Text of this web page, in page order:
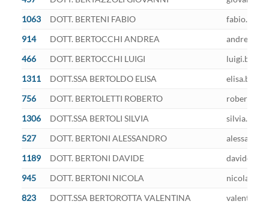
1063
DOTT. BERTENI FABIO
914
DOTT. BERTOCCHI ANDREA
466
DOTT. BERTOCCHI LUIGI
1311
DOTT.SSA BERTOLDO ELISA
756
DOTT. BERTOLETTI ROBERTO
1306
DOTT.SSA BERTOLI SILVIA
527
DOTT. BERTONI ALESSANDRO
1189
DOTT. BERTONI DAVIDE
945
DOTT. BERTONI NICOLA
823
DOTT.SSA BERTOROTTA VALENTINA